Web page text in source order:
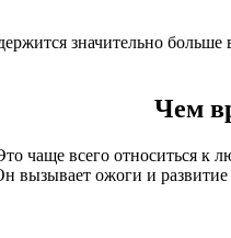
значительно
Чем
чаще всего относиться
вызывает ожоги и